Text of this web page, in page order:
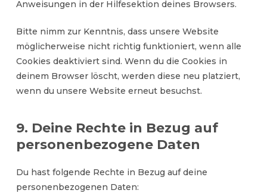
Anweisungen in der Hilfesektion deines Browsers.
Bitte nimm zur Kenntnis, dass unsere Website
möglicherweise nicht richtig funktioniert, wenn alle
Cookies deaktiviert sind. Wenn du die Cookies in
deinem Browser löscht, werden diese neu platziert,
wenn du unsere Website erneut besuchst.
9. Deine Rechte in Bezug auf
personenbezogene Daten
Du hast folgende Rechte in Bezug auf deine
personenbezogenen Daten: